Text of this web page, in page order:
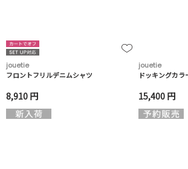
jouetie
フロントフリルデニムシャツ
8,910 円
jouetie
ドッキングカラ
15,400 円